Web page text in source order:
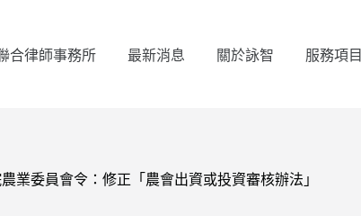
合律師事務所 最新消息 關於詠智 服務項目
業委員會令：修正「農會出資或投資審核辦法」